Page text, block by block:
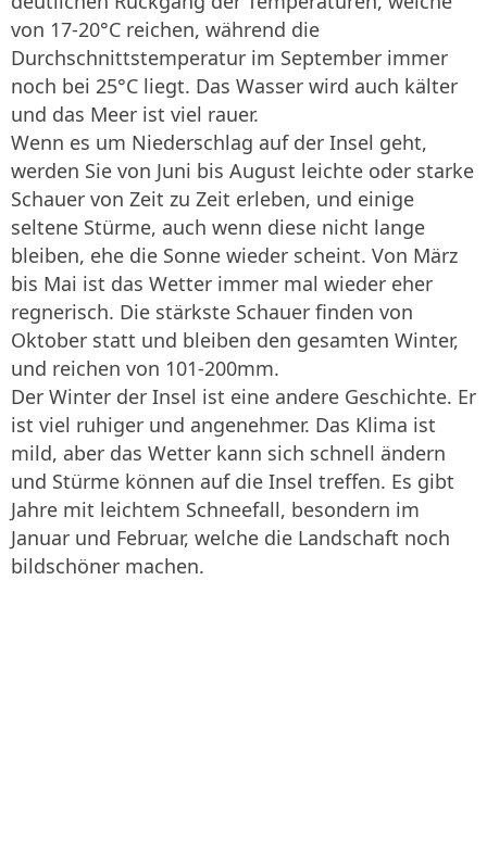
von 17-20°C reichen, während die
Durchschnittstemperatur im September immer
noch bei 25°C liegt. Das Wasser wird auch kälter
und das Meer ist viel rauer.
Wenn es um Niederschlag auf der Insel geht,
werden Sie von Juni bis August leichte oder starke
Schauer von Zeit zu Zeit erleben, und einige
seltene Stürme, auch wenn diese nicht lange
bleiben, ehe die Sonne wieder scheint. Von März
bis Mai ist das Wetter immer mal wieder eher
regnerisch. Die stärkste Schauer finden von
Oktober statt und bleiben den gesamten Winter,
und reichen von 101-200mm.
Der Winter der Insel ist eine andere Geschichte. Er
ist viel ruhiger und angenehmer. Das Klima ist
mild, aber das Wetter kann sich schnell ändern
und Stürme können auf die Insel treffen. Es gibt
Jahre mit leichtem Schneefall, besondern im
Januar und Februar, welche die Landschaft noch
bildschöner machen.